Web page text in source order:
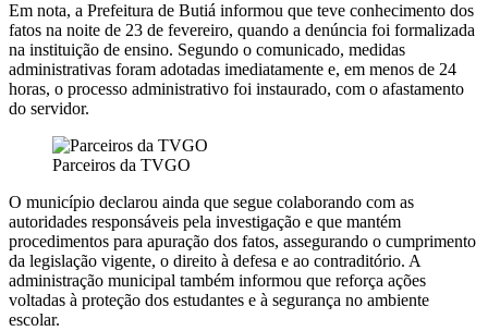
Em nota, a Prefeitura de Butiá informou que teve conhecimento dos
fatos na noite de 23 de fevereiro, quando a denúncia foi formalizada
na instituição de ensino. Segundo o comunicado, medidas
administrativas foram adotadas imediatamente e, em menos de 24
horas, o processo administrativo foi instaurado, com o afastamento
do servidor.
Parceiros da TVGO
O município declarou ainda que segue colaborando com as
autoridades responsáveis pela investigação e que mantém
procedimentos para apuração dos fatos, assegurando o cumprimento
da legislação vigente, o direito à defesa e ao contraditório. A
administração municipal também informou que reforça ações
voltadas à proteção dos estudantes e à segurança no ambiente
escolar.